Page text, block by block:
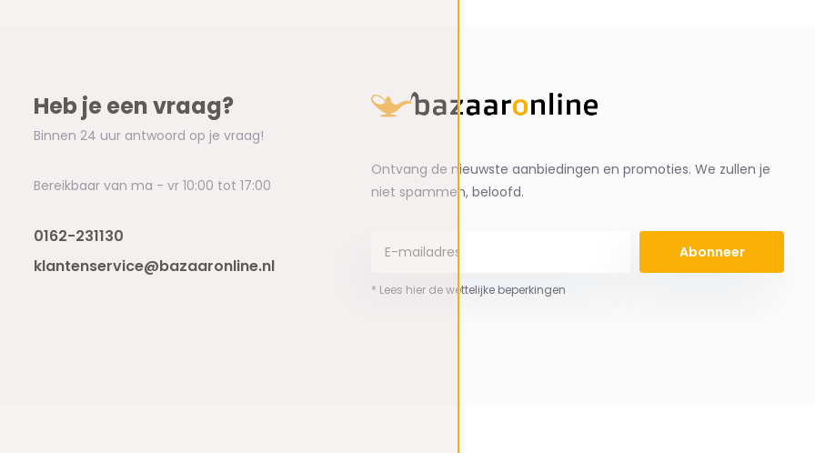
Heb je een vraag?
Binnen 24 uur antwoord op je vraag!
Bereikbaar van ma - vr 10:00 tot 17:00
0162-231130
klantenservice@bazaaronline.nl
Ontvang de nieuwste aanbiedingen en promoties. We zullen je
niet spammen, beloofd.
Abonneer
* Lees hier de wettelijke beperkingen